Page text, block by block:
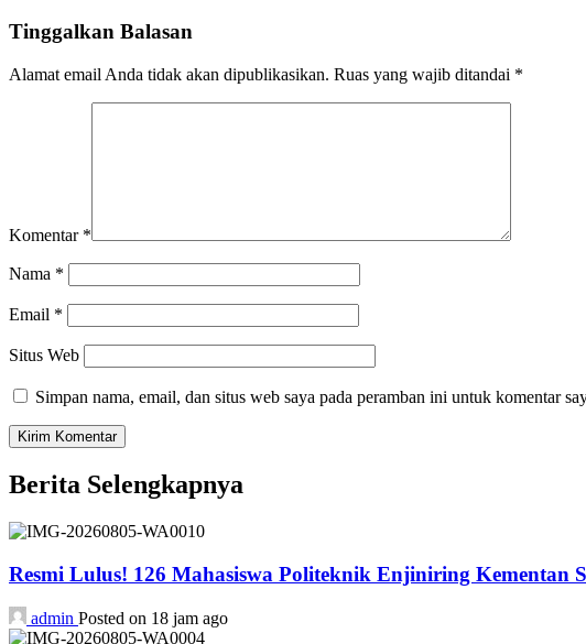
Tinggalkan Balasan
Alamat email Anda tidak akan dipublikasikan. Ruas yang wajib ditandai *
Komentar *
Nama *
Email *
Situs Web
Simpan nama, email, dan situs web saya pada peramban ini untuk komentar
Berita Selengkapnya
Resmi Lulus! 126 Mahasiswa Politeknik Enjiniring Kementan
admin Posted on 18 jam ago